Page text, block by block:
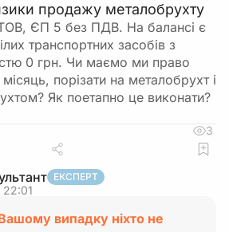
продажу металобрухту
ЄП 5 без ПДВ. На балансі є
транспортних засобів з
0 грн. Чи маємо ми право
порізати на металобрухт і
Як поетапно це виконати?
3
ЕКСПЕРТ
випадку ніхто не